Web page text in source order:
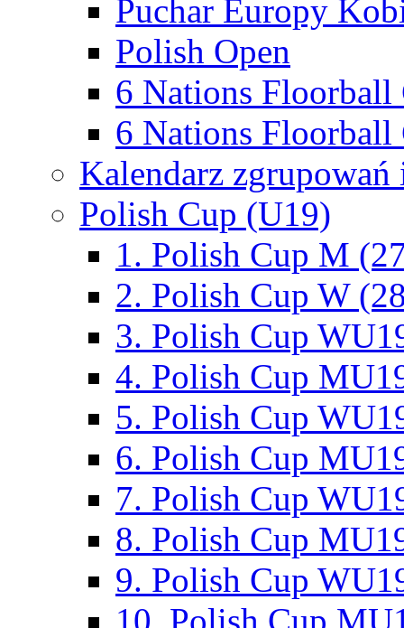
Puchar Europy
Polish Open
6 Nations Floorball
6 Nations Floorball
Kalendarz
Polish Cup (U19)
1. Polish Cup M
2. Polish Cup W
3. Polish Cup
4. Polish Cup
5. Polish Cup
6. Polish Cup
7. Polish Cup
8. Polish Cup
9. Polish Cup
10. Polish Cup